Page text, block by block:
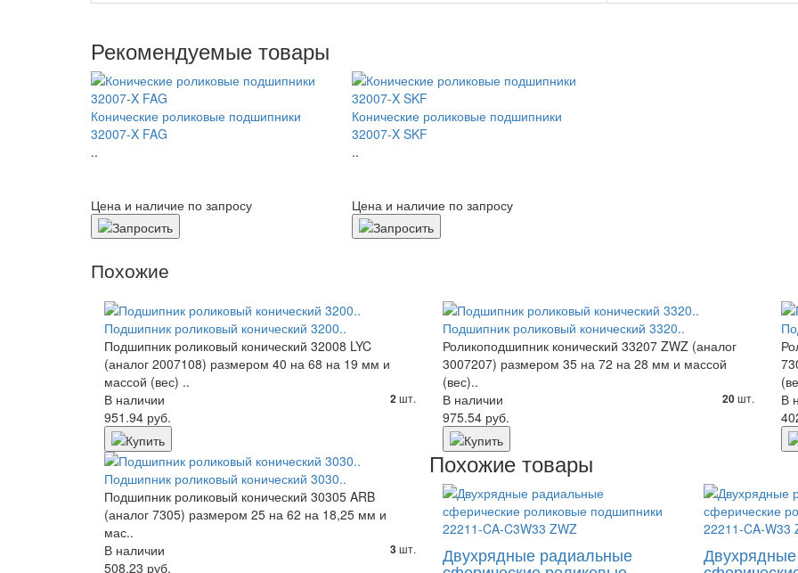
Рекомендуемые товары
Конические роликовые подшипники
32007-X FAG
..
Цена и наличие по запросу
Конические роликовые подшипники
32007-X SKF
..
Цена и наличие по запросу
Похожие
Подшипник роликовый конический 3200..
Подшипник роликовый конический 32008 LYC
(аналог 2007108) размером 40 на 68 на 19 мм и
массой (вес) ..
В наличии
2 шт.
951.94 руб.
Подшипник роликовый конический 3320..
Роликоподшипник конический 33207 ZWZ (аналог
3007207) размером 35 на 72 на 28 мм и массой
(вес)..
В наличии
20шт.
975.54 руб.
В
Подшипник роликовый конический 3030..
Подшипник роликовый конический 30305 ARB
(аналог 7305) размером 25 на 62 на 18,25 мм и
мас..
В наличии
3 шт.
508.23 руб.
Похожие товары
Двухрядные радиальные